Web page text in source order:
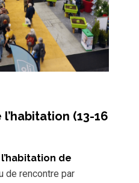
(13-16
de
de rencontre par